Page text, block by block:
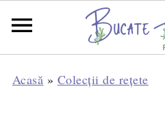
Acasă » Colecții de rețete